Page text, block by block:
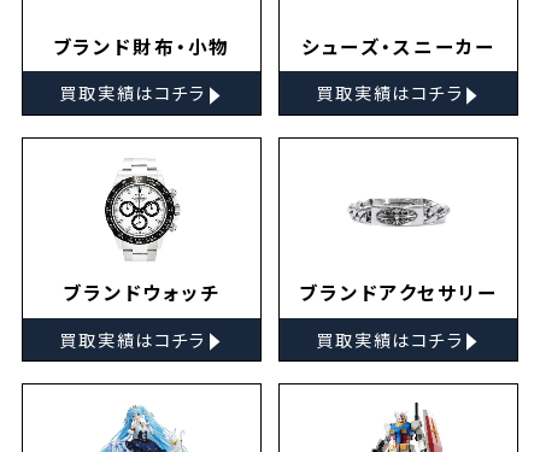
ブランド財布・小物
買取実績はコチラ ▸
シューズ・スニーカー
買取実績はコチラ ▸
ブランドウォッチ
買取実績はコチラ ▸
ブランドアクセサリー
買取実績はコチラ ▸